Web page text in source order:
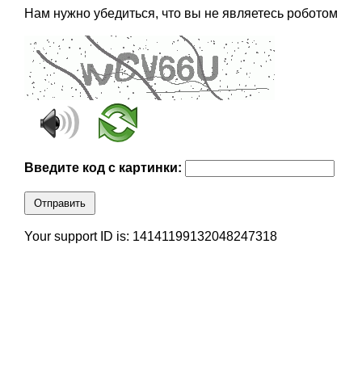
Нам нужно убедиться, что вы не являетесь роботом
Введите код с картинки:
Отправить
Your support ID is: 14141199132048247318